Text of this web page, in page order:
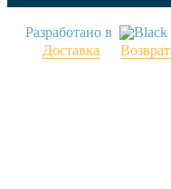
Разработано в
Доставка
Возврат